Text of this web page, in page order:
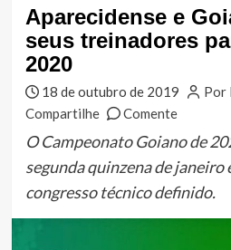
Aparecidense e
seus treinadores
2020
18 de outubro de 2019
Por
Compartilhe
Comente
O Campeonato Goiano de
segunda quinzena de janeiro
congresso técnico definido.